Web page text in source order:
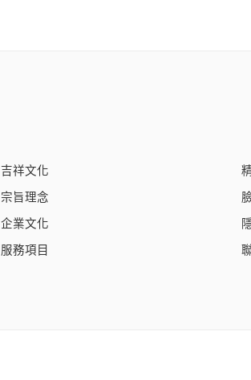
吉祥文化
宗旨理念
企業文化
服務項目